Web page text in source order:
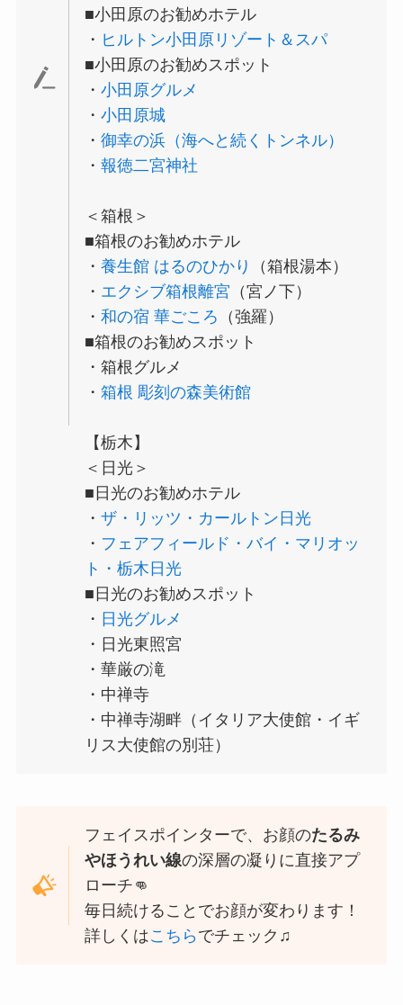
■小田原のお勧めホテル
・ ヒルトン小田原リゾート＆スパ
■小田原のお勧めスポット
・小田原グルメ
・小田原城
・御幸の浜（海へと続くトンネル）
・報徳二宮神社
＜箱根＞
■箱根のお勧めホテル
・養生館 はるのひかり
（箱根湯本）
・ エクシブ箱根離宮 （宮ノ下）
・和の宿 華ごころ
（強羅）
■箱根のお勧めスポット
・箱根グルメ
・箱根 彫刻の森美術館
【栃木】
＜日光＞
■日光のお勧めホテル
・ザ・リッツ・カールトン日光
・ フェアフィールド・バイ・マリオッ
ト・栃木日光
■日光のお勧めスポット
・ 日光グルメ
・日光東照宮
・華厳の滝
・中禅寺
・中禅寺湖畔（イタリア大使館・イギ
リス大使館の別荘）
フェイスポインターで、お顔のたるみ
やほうれい線の深層の凝りに直接アプ
ローチ👊
毎日続けることでお顔が変わります！
詳しくはこちら でチェック♫